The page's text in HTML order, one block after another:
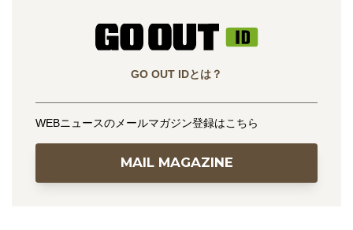
GO OUT IDとは？
WEBニュースのメールマガジン登録はこちら
MAIL MAGAZINE